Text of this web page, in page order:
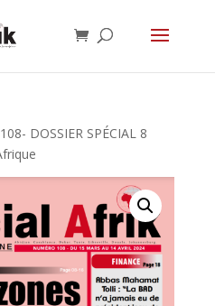
DOSSIER SPÉCIAL 8